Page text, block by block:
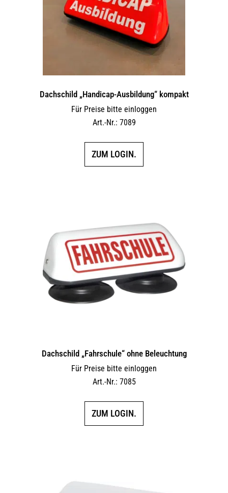
Dachschild „Handicap-Ausbildung“ kompakt
Für Preise bitte einloggen
Art.-Nr.: 7089
ZUM LOGIN.
Dachschild „Fahrschule“ ohne Beleuchtung
Für Preise bitte einloggen
Art.-Nr.: 7085
ZUM LOGIN.